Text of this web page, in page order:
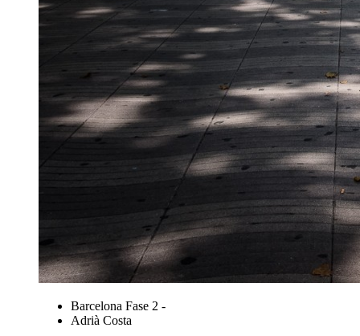
Barcelona Fase 2 -
Adrià Costa